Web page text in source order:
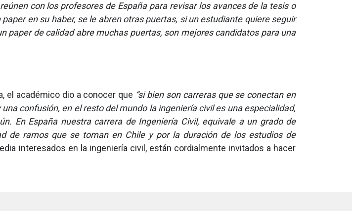
con los profesores de España para revisar los avances de la tesis o
en su haber, se le abren otras puertas, si un estudiante quiere seguir
paper de calidad abre muchas puertas, son mejores candidatos para una
el académico dio a conocer que “si bien son carreras que se conectan en
confusión, en el resto del mundo la ingeniería civil es una especialidad,
En España nuestra carrera de Ingeniería Civil, equivale a un grado de
de ramos que se toman en Chile y por la duración de los estudios de
interesados en la ingeniería civil, están cordialmente invitados a hacer